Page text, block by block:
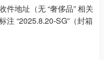
件地址（无 “奢侈品” 相关
注 “2025.8.20-SG”（封箱